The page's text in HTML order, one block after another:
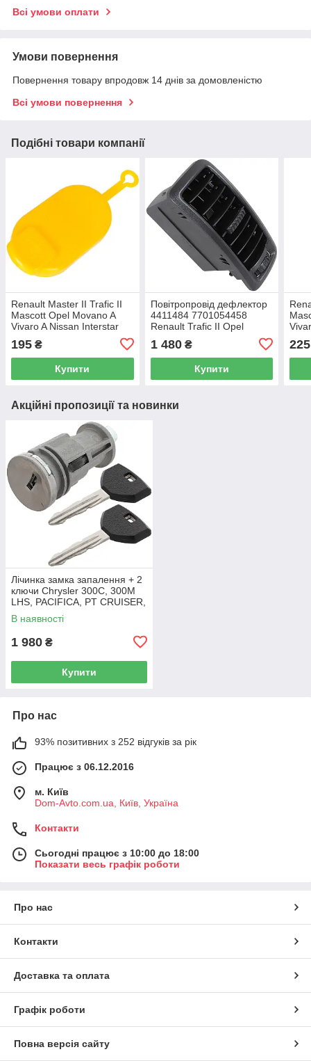
Всі умови оплати
Умови повернення
Повернення товару впродовж 14 днів за домовленістю
Всі умови повернення
Подібні товари компанії
Renault Master II Trafic II
Mascott Opel Movano A
Vivaro A Nissan Interstar
омивача
195 ₴
Купити
Повітропровід дефлектор
4411484 7701054458
Renault Trafic II Opel
Vivaro A Nissan Primastar
1 480₴
Купити
225
Акційні пропозиції та новинки
Лічинка замка запалення + 2
ключи Chrysler 300C, 300M
LHS, PACIFICA, PT CRUISER,
SEBRING 5003843AB
В наявності
1 980 ₴
Купити
Про нас
93% позитивних з 252 відгуків за рік
Працює з 06.12.2016
м. Київ
Dom-Avto.com.ua, Київ, Україна
Контакти
Сьогодні працює з 10:00 до 18:00
Показати весь графік роботи
Про нас
Контакти
Доставка та оплата
Графік роботи
Повна версія сайту